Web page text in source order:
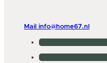
Mail info@home67.nl